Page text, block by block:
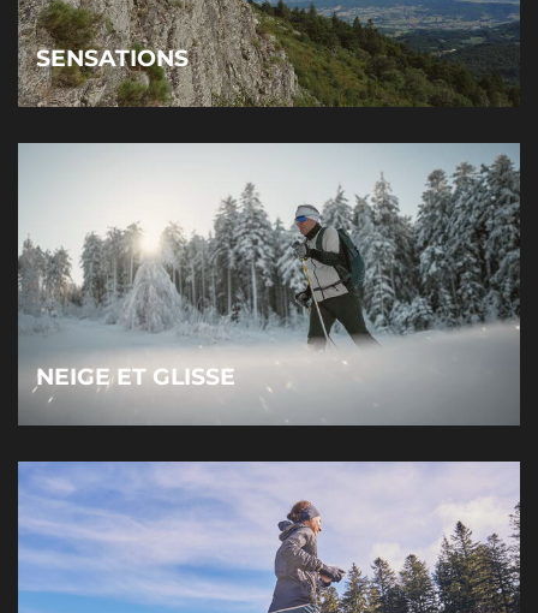
SENSATIONS
NEIGE ET GLISSE